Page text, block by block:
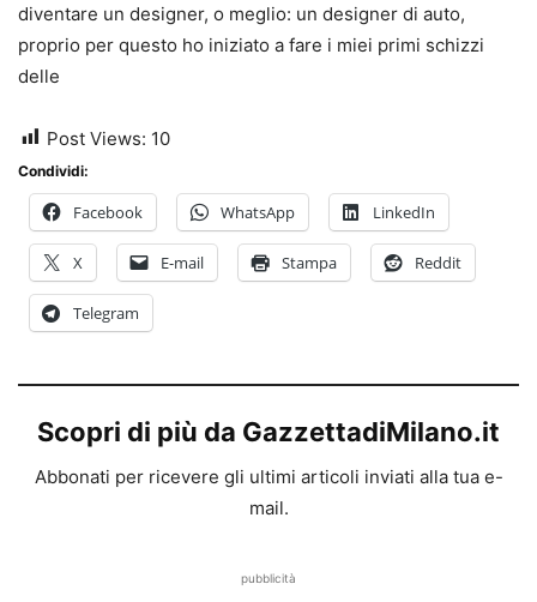
diventare un designer, o meglio: un designer di auto,
proprio per questo ho iniziato a fare i miei primi schizzi
delle
Post Views: 10
Condividi:
Facebook WhatsApp LinkedIn
X E-mail Stampa Reddit
Telegram
Scopri di più da GazzettadiMilano.it
Abbonati per ricevere gli ultimi articoli inviati alla tua e-
mail.
pubblicità